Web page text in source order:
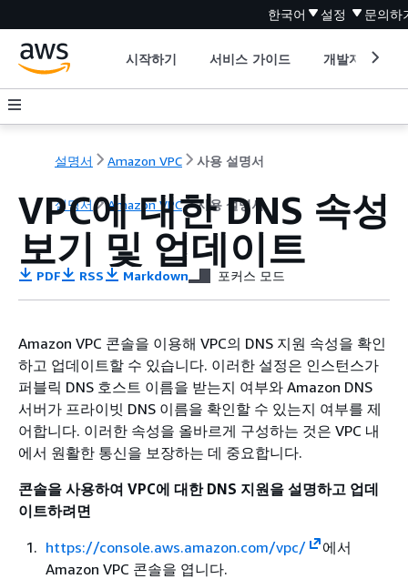
한국어 설정 문의하
시작하기 서비스 가이드 개발자 도구
설명서 Amazon VPC 사용 설명서
설명서 Amazon VPC 사용 설명서
VPC에 대한 DNS 속성
보기 및 업데이트
PDF RSS Markdown 포커스 모드
Amazon VPC 콘솔을 이용해 VPC의 DNS 지원 속성을 확인
하고 업데이트할 수 있습니다. 이러한 설정은 인스턴스가
퍼블릭 DNS 호스트 이름을 받는지 여부와 Amazon DNS
서버가 프라이빗 DNS 이름을 확인할 수 있는지 여부를 제
어합니다. 이러한 속성을 올바르게 구성하는 것은 VPC 내
에서 원활한 통신을 보장하는 데 중요합니다.
콘솔을 사용하여 VPC에 대한 DNS 지원을 설명하고 업데
이트하려면
https://console.aws.amazon.com/vpc/
에서
Amazon VPC 콘솔을 엽니다.